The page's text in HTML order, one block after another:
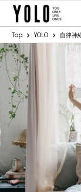
Top YOLO 自律神